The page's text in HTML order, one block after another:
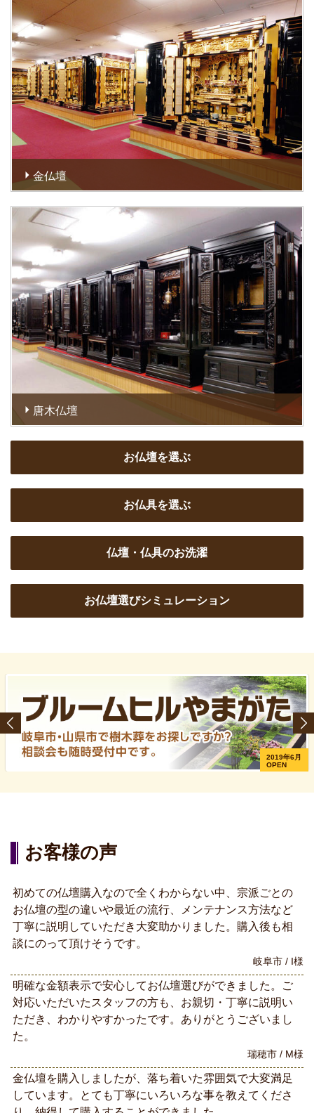
金仏壇
漆や金箔といった材料を使ったお仏壇のことを金仏壇と呼び
ます。本願寺系の宗派の方は金仏壇になります。金仏壇は日
本の伝統的な漆工技術をもとに製作されるお仏壇で、漆黒に
金箔が輝く美しさが特徴です 。
唐木仏壇
唐木仏壇は、使っている木材によって種別されます。普及品
では桜、高級品では黒檀、紫檀、タガヤ、黒柿、屋久杉など
お仏壇を選ぶ
お仏具を選ぶ
仏壇・仏具のお洗濯
お仏壇選びシミュレーション
2019年6月
OPEN
お客様の声
岐阜市 / I様
初めての仏壇購入なので全くわからない中、宗派ごとの
お仏壇の型の違いや最近の流行、メンテナンス方法など
丁寧に説明していただき大変助かりました。購入後も相
談にのって頂けそうです。
瑞穂市 / M様
明確な金額表示で安心してお仏壇選びができました。ご
対応いただいたスタッフの方も、お親切・丁寧に説明い
ただき、わかりやすかったです。ありがとうございまし
た。
金仏壇を購入しましたが、落ち着いた雰囲気で大変満足
しています。とても丁寧にいろいろな事を教えてくださ